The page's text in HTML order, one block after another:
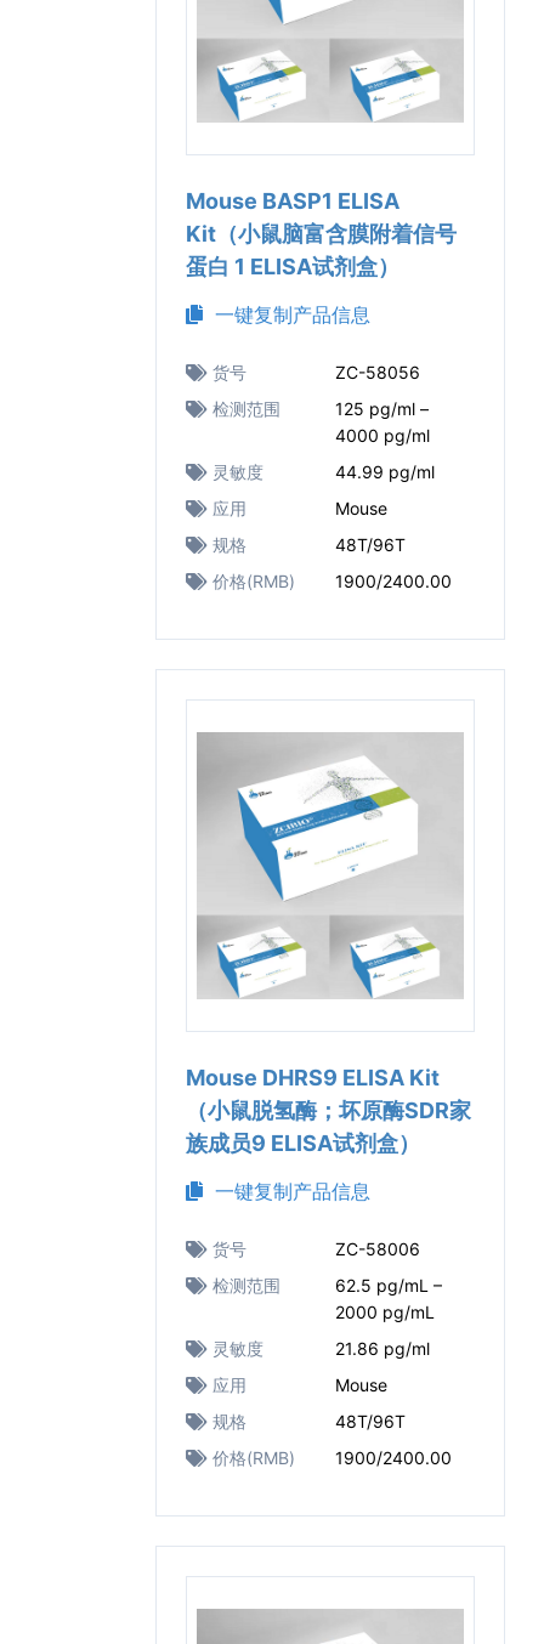
Mouse BASP1 ELISA
Kit（小鼠脑富含膜附着信号
蛋白 1 ELISA试剂盒）
一键复制产品信息
货号
ZC-58056
检测范围
125 pg/ml –
4000 pg/ml
灵敏度
44.99 pg/ml
应用
Mouse
规格
48T/96T
价格(RMB)
1900/2400.00
Mouse DHRS9 ELISA Kit
（小鼠脱氢酶；坏原酶SDR家
族成员9 ELISA试剂盒）
一键复制产品信息
货号
ZC-58006
检测范围
62.5 pg/mL –
2000 pg/mL
灵敏度
21.86 pg/ml
应用
Mouse
规格
48T/96T
价格(RMB)
1900/2400.00